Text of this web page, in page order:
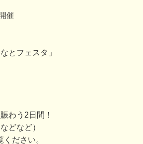
催
とフェスタ」
わう2日間！
どなど）
ださい。